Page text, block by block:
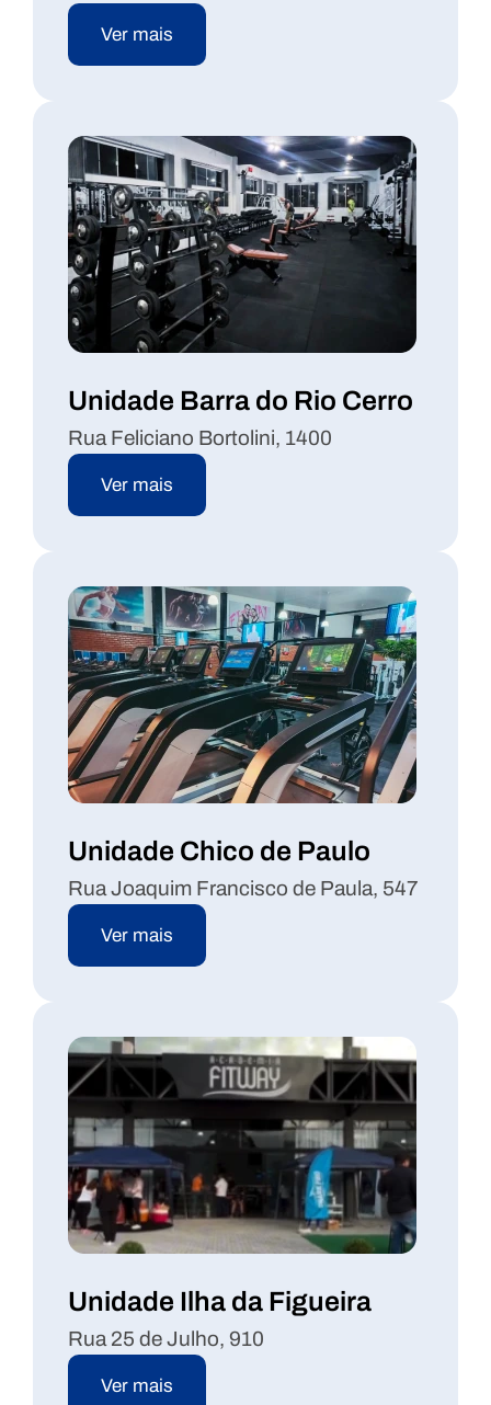
Ver mais
Unidade Barra do Rio Cerro
Rua Feliciano Bortolini, 1400
Ver mais
Unidade Chico de Paulo
Rua Joaquim Francisco de Paula, 547
Ver mais
Unidade Ilha da Figueira
Rua 25 de Julho, 910
Ver mais